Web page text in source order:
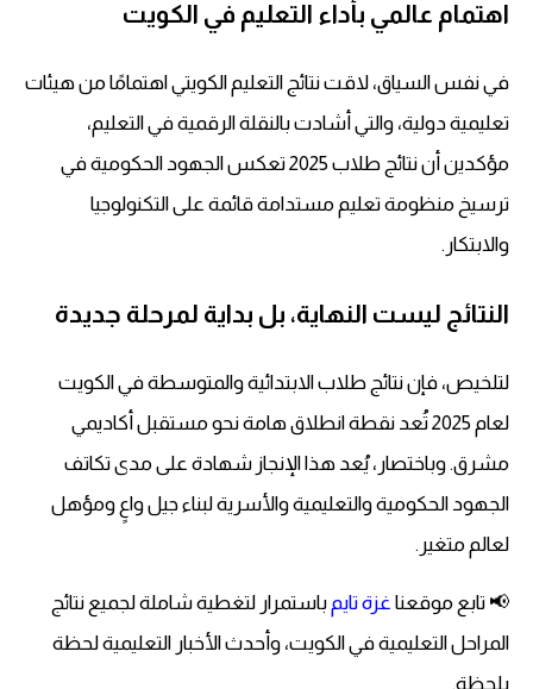
اهتمام عالمي بأداء التعليم في الكويت
في نفس السياق، لاقت نتائج التعليم الكويتي اهتمامًا من هيئات
تعليمية دولية، والتي أشادت بالنقلة الرقمية في التعليم،
مؤكدين أن نتائج طلاب 2025 تعكس الجهود الحكومية في
ترسيخ منظومة تعليم مستدامة قائمة على التكنولوجيا
والابتكار.
النتائج ليست النهاية، بل بداية لمرحلة جديدة
لتلخيص، فإن نتائج طلاب الابتدائية والمتوسطة في الكويت
لعام 2025 تُعد نقطة انطلاق هامة نحو مستقبل أكاديمي
مشرق. وباختصار، يُعد هذا الإنجاز شهادة على مدى تكاتف
الجهود الحكومية والتعليمية والأسرية لبناء جيل واعٍ ومؤهل
لعالم متغير.
📢 تابع موقعنا غزة تايم باستمرار لتغطية شاملة لجميع نتائج
المراحل التعليمية في الكويت، وأحدث الأخبار التعليمية لحظة
بلحظة.